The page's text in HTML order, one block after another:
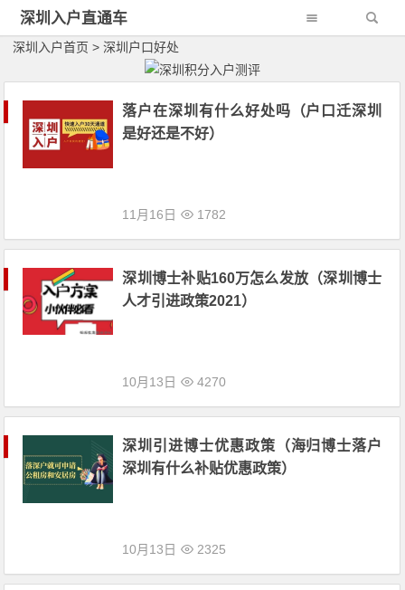
深圳入户直通车
深圳入户首页 > 深圳户口好处
落户在深圳有什么好处吗（户口迁深圳
是好还是不好）
11月16日 1782
深圳博士补贴160万怎么发放（深圳博士
人才引进政策2021）
10月13日 4270
深圳引进博士优惠政策（海归博士落户
深圳有什么补贴优惠政策）
10月13日 2325